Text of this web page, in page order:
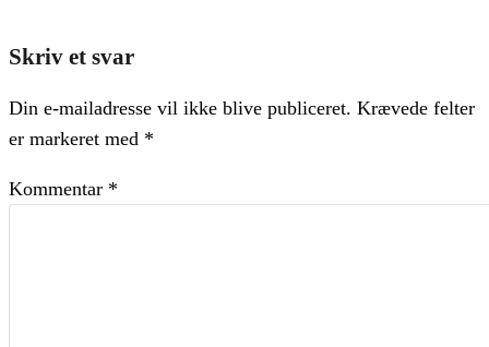
Skriv et svar
Din e-mailadresse vil ikke blive publiceret. Krævede felter
er markeret med *
Kommentar *